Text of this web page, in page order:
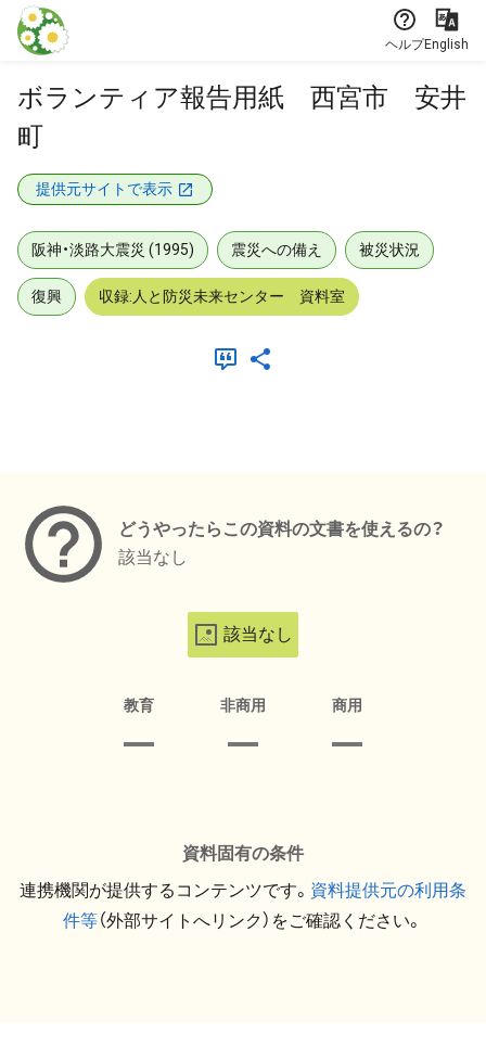
本文に飛ぶ
ヘルプEnglish
ボランティア報告用紙 西宮市 安井
町
提供元サイトで表示
阪神・淡路大震災 (1995) 震災への備え 被災状況
復興 収録:人と防災未来センター 資料室
どうやったらこの資料の文書を使えるの？
該当なし
該当なし
教育 非商用 商用
資料固有の条件
連携機関が提供するコンテンツです。 資料提供元の利用条
件等（外部サイトへリンク）をご確認ください。